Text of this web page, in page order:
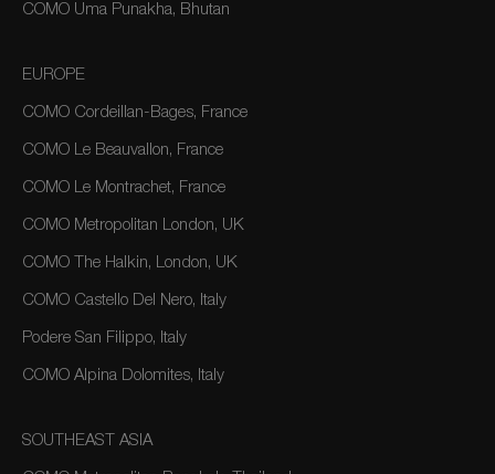
COMO Uma Punakha, Bhutan
EUROPE
COMO Cordeillan-Bages, France
COMO Le Beauvallon, France
COMO Le Montrachet, France
COMO Metropolitan London, UK
COMO The Halkin, London, UK
COMO Castello Del Nero, Italy
Podere San Filippo, Italy
COMO Alpina Dolomites, Italy
SOUTHEAST ASIA